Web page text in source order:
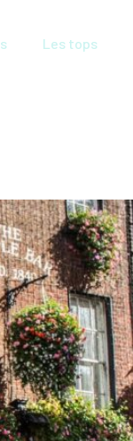
Les tops